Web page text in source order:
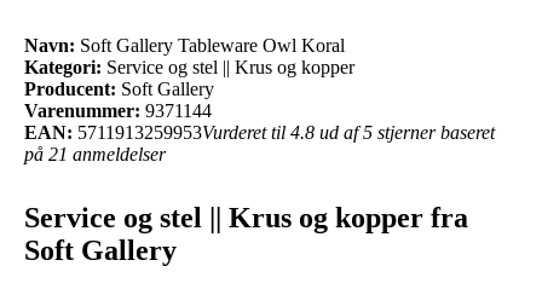
Navn: Soft Gallery Tableware Owl Koral
Kategori: Service og stel || Krus og kopper
Producent: Soft Gallery
Varenummer: 9371144
EAN: 5711913259953Vurderet til 4.8 ud af 5 stjerner baseret
på 21 anmeldelser
Service og stel || Krus og kopper fra
Soft Gallery